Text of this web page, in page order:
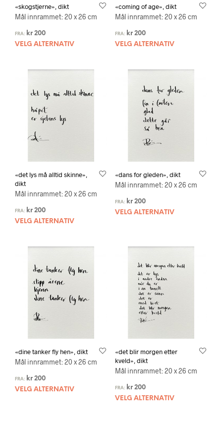
«skogstjerne», dikt
Mål innrammet: 20 x 26 cm
FRA: kr 200
VELG ALTERNATIV
«coming of age», dikt
Mål innrammet: 20 x 26 cm
FRA: kr200
VELG ALTERNATIV
«det lys må alltid skinne»,
dikt
Mål innrammet: 20 x 26 cm
FRA: kr 200
VELG ALTERNATIV
«dans for gleden», dikt
Mål innrammet: 20 x 26 cm
FRA: kr200
VELG ALTERNATIV
«dine tanker fly hen», dikt
Mål innrammet: 20 x 26 cm
FRA: kr 200
VELG ALTERNATIV
«det blir morgen etter
kveld», dikt
Mål innrammet: 20 x 26 cm
FRA: kr200
VELG ALTERNATIV